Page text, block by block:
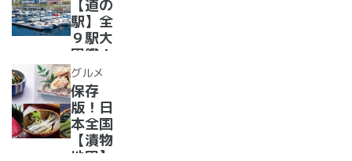
道の駅
１０
選〜
【全
国】
【道の
駅】全
９駅大
図鑑！
2022
年最新
グル
メ・お
土産を
まとめ
グルメ
保存
版！日
本全国
【漬物
地図】